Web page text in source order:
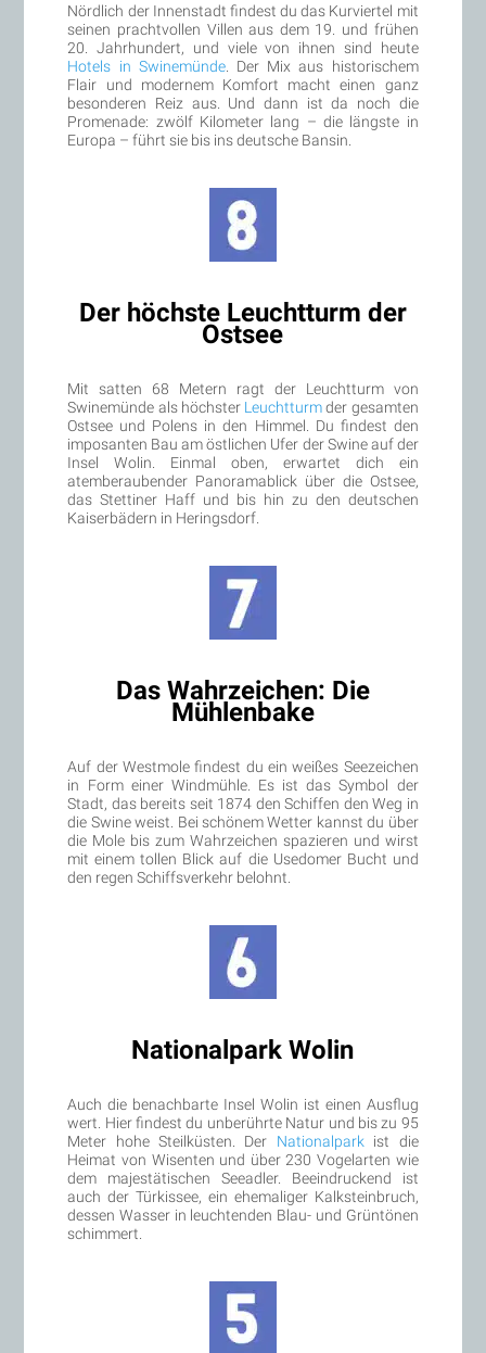
Nördlich der Innenstadt findest du das Kurviertel mit
seinen prachtvollen Villen aus dem 19. und frühen
20. Jahrhundert, und viele von ihnen sind heute
Hotels in Swinemünde. Der Mix aus historischem
Flair und modernem Komfort macht einen ganz
besonderen Reiz aus. Und dann ist da noch die
Promenade: zwölf Kilometer lang – die längste in
Europa – führt sie bis ins deutsche Bansin.
Der höchste Leuchtturm der
Ostsee
Mit satten 68 Metern ragt der Leuchtturm von
Swinemünde als höchster Leuchtturmder gesamten
Ostsee und Polens in den Himmel. Du findest den
imposanten Bau am östlichen Ufer der Swine auf der
Insel Wolin. Einmal oben, erwartet dich ein
atemberaubender Panoramablick über die Ostsee,
das Stettiner Haff und bis hin zu den deutschen
Kaiserbädern in Heringsdorf.
Das Wahrzeichen: Die
Mühlenbake
Auf der Westmole findest du ein weißes Seezeichen
in Form einer Windmühle. Es ist das Symbol der
Stadt, das bereits seit 1874 den Schiffen den Weg in
die Swine weist. Bei schönem Wetter kannst du über
die Mole bis zum Wahrzeichen spazieren und wirst
mit einem tollen Blick auf die Usedomer Bucht und
den regen Schiffsverkehr belohnt.
Nationalpark Wolin
Auch die benachbarte Insel Wolin ist einen Ausflug
wert. Hier findest du unberührte Natur und bis zu 95
Meter hohe Steilküsten. Der Nationalparkist die
Heimat von Wisenten und über 230 Vogelarten wie
dem majestätischen Seeadler. Beeindruckend ist
auch der Türkissee, ein ehemaliger Kalksteinbruch,
dessen Wasser in leuchtenden Blau- und Grüntönen
schimmert.